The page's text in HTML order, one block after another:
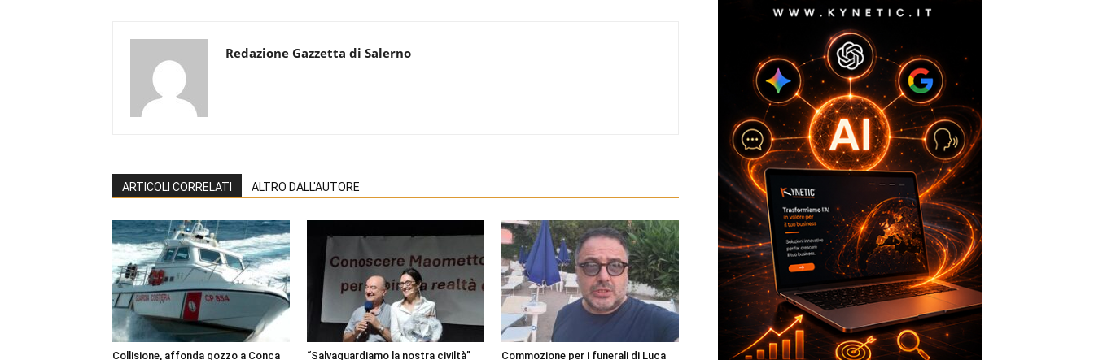
Redazione Gazzetta di Salerno
ARTICOLI CORRELATI ALTRO DALL'AUTORE
Collisione, affonda gozzo a Conca
“Salvaguardiamo la nostra civiltà”
Commozione per i funerali di Luca